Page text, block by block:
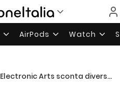
AirPods Watch
Electronic Arts sconta diversi titoli per iPad in occasione del lancio dell’iPad 2